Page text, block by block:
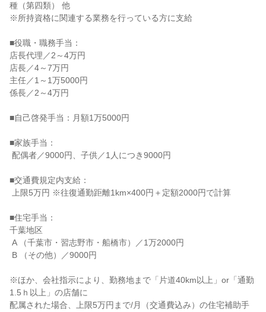
種（第四類） 他
※所持資格に関連する業務を行っている方に支給
■役職・職務手当：
店長代理／2～4万円
店長／4～7万円
主任／1～1万5000円
係長／2～4万円
■自己啓発手当：月額1万5000円
■家族手当：
■交通費規定内支給：
■住宅手当：
千葉地区
※ほか、会社指示により、勤務地まで「片道40km以上」or「通勤
1.5ｈ以上」の店舗に
配属された場合、上限5万円まで/月（交通費込み）の住宅補助手